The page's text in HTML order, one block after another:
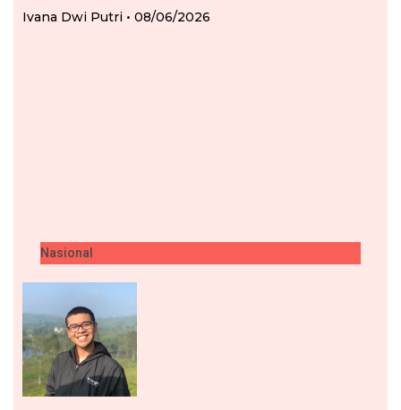
Ivana Dwi Putri 08/06/2026
Nasional